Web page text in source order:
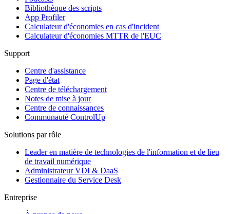
Bibliothèque des scripts
App Profiler
Calculateur d'économies en cas d'incident
Calculateur d'économies MTTR de l'EUC
Support
Centre d'assistance
Page d'état
Centre de téléchargement
Notes de mise à jour
Centre de connaissances
Communauté ControlUp
Solutions par rôle
Leader en matière de technologies de l'information et de lieu
de travail numérique
Administrateur VDI & DaaS
Gestionnaire du Service Desk
Entreprise